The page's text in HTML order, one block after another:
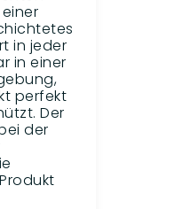
in jeder
in einer
perfekt
Der
der